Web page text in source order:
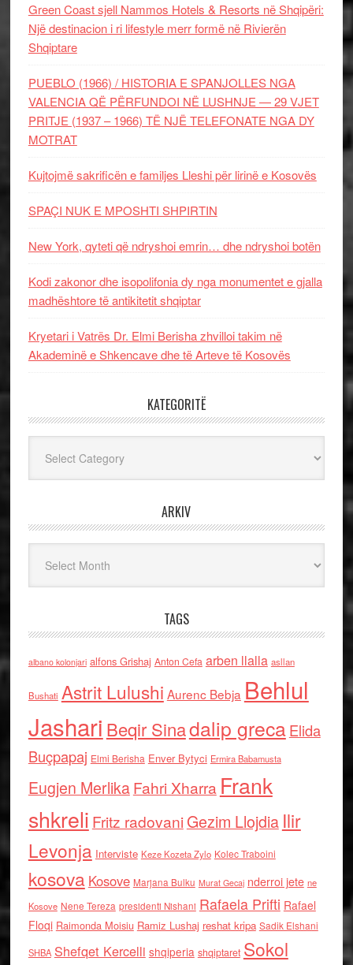
Green Coast sjell Nammos Hotels & Resorts në Shqipëri:
Një destinacion i ri lifestyle merr formë në Rivierën
Shqiptare
PUEBLO (1966) / HISTORIA E SPANJOLLES NGA
VALENCIA QË PËRFUNDOI NË LUSHNJE — 29 VJET
PRITJE (1937 – 1966) TË NJË TELEFONATE NGA DY
MOTRAT
Kujtojmë sakrificën e familjes Lleshi për lirinë e Kosovës
SPAÇI NUK E MPOSHTI SHPIRTIN
New York, qyteti që ndryshoi emrin… dhe ndryshoi botën
Kodi zakonor dhe isopolifonia dy nga monumentet e gjalla
madhështore të antikitetit shqiptar
Kryetari i Vatrës Dr. Elmi Berisha zhvilloi takim në
Akademinë e Shkencave dhe të Arteve të Kosovës
KATEGORITË
ARKIV
TAGS
albano kolonjari alfons Grishaj Anton Cefa arben llalla asllan
Bushati Astrit Lulushi Aurenc Bebja Behlul
Jashari Beqir Sinadalip grecaElida
Buçpapaj Elmi Berisha Enver Bytyci Ermira Babamusta
Eugjen MerlikaFahri Xharra Frank
shkreli Fritz radovaniGezim Llojdia Ilir
Levonja Interviste Keze Kozeta Zylo Kolec Traboini
kosova Kosove Marjana Bulku Murat Gecaj nderroi jete ne
Kosove Nene Tereza presidenti Nishani Rafaela Prifti Rafael
Floqi Raimonda Moisiu Ramiz Lushaj reshat kripa Sadik Elshani
SHBA Shefqet Kercelli shqiperia shqiptaret Sokol